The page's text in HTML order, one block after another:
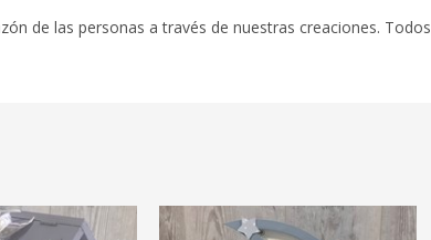
de las personas a través de nuestras creaciones. Todos